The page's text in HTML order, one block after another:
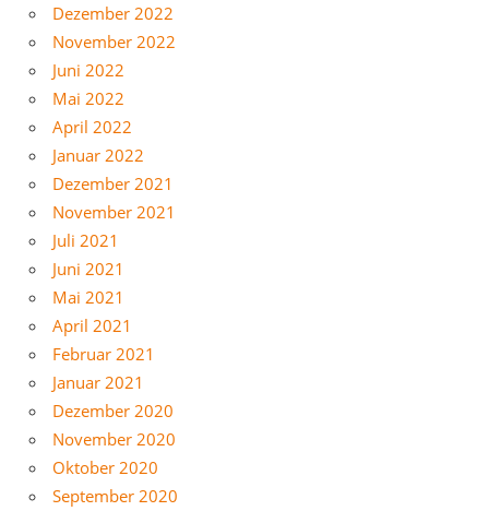
Dezember 2022
November 2022
Juni 2022
Mai 2022
April 2022
Januar 2022
Dezember 2021
November 2021
Juli 2021
Juni 2021
Mai 2021
April 2021
Februar 2021
Januar 2021
Dezember 2020
November 2020
Oktober 2020
September 2020